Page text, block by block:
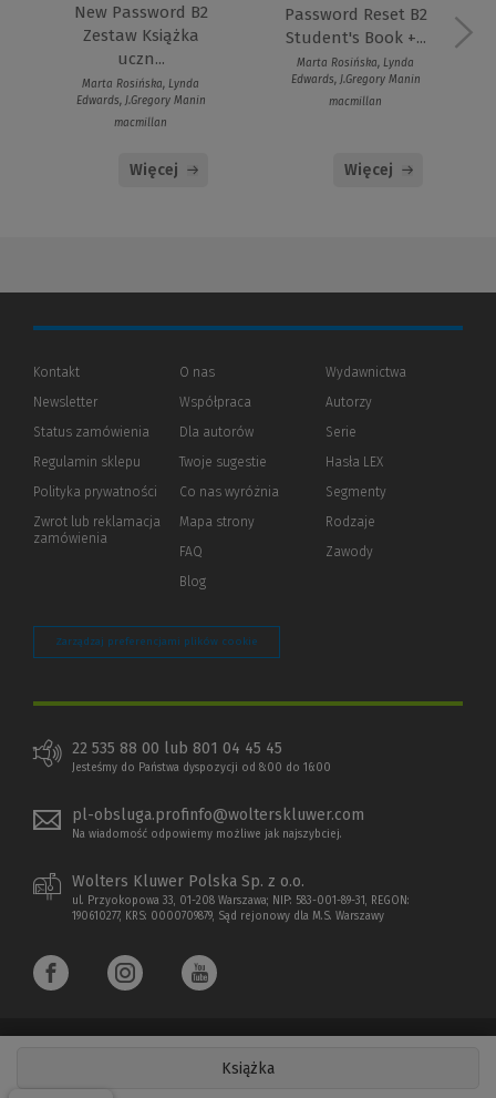
Książka
New Password B2
Zestaw Książka
uczn...
Marta Rosińska, Lynda
Edwards, J.Gregory Manin
macmillan
Więcej
Password Reset B2
Student's Book +...
Marta Rosińska, Lynda
Edwards, J.Gregory Manin
macmillan
Więcej
Kontakt
Newsletter
Status zamówienia
Regulamin sklepu
Polityka prywatności (Nowe
(Link
innej
Zwrot lub reklamacja
zamówienia
O nas
Współpraca
Dla autorów(Nowe
(Link
innej
strony)
Twoje sugestie
Co nas wyróżnia
Mapa strony
FAQ
Blog
Wydawnictwa
Autorzy
Serie
Hasła LEX
Segmenty
Rodzaje
Zawody
Zarządzaj preferencjami plików cookie
22 535 88 00 lub 801 04 45 45
Jesteśmy do Państwa dyspozycji od 8:00 do 16:00
pl-obsluga.profinfo@wolterskluwer.com
Na wiadomość odpowiemy możliwe jak najszybciej.
Wolters Kluwer Polska Sp. z o.o.
ul. Przyokopowa 33, 01-208 Warszawa; NIP: 583-001-89-31, REGON:
190610277, KRS: 0000709879, Sąd rejonowy dla M.S. Warszawy